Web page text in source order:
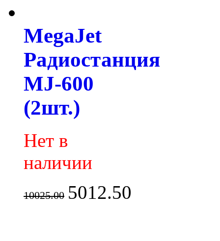
MegaJet
Радиостанция
MJ-600
(2шт.)
Нет в
наличии
10025.00 5012.50